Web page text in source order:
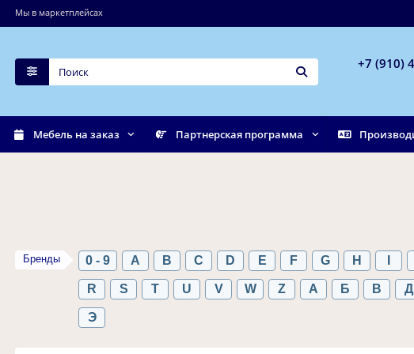
Мы в маркетплейсах
+7 (910)
Мебель на заказ Партнерская программа
Бренды 0 - 9 A B C D E F G H
R S T U V W Z А Б В Д
Э